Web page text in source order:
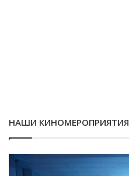
НАШИ КИНОМЕРОПРИЯТИЯ